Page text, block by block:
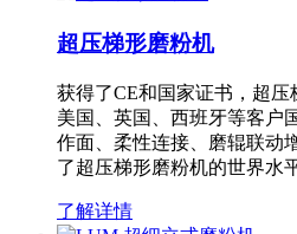
超压梯形磨粉机
获得了CE和国家证书，超压
美国、英国、西班牙等客户
作面、柔性连接、磨辊联动
了超压梯形磨粉机的世界水
了解详情